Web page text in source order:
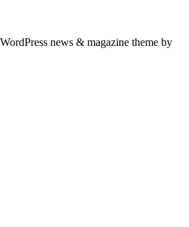
news & magazine theme by